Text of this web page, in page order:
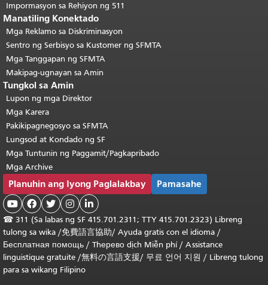
Impormasyon sa Rehiyon ng 511
Manatiling Konektado
Mga Reklamo sa Diskriminasyon
Sentro ng Serbisyo sa Kustomer ng SFMTA
Mga Tanggapan ng SFMTA
Makipag-ugnayan sa Amin
Tungkol sa Amin
Lupon ng mga Direktor
Mga Karera
Pakikipagnegosyo sa SFMTA
Lungsod at Kondado ng SF
Mga Tuntunin ng Paggamit/Pagkapribado
Mga Archive
Planuhin ang Iyong Paglalakbay Pamasahe
    
☎ 311 (Sa labas ng SF 415.701.2311; TTY 415.701.2323) Libreng
tulong sa wika /免費語言協助/ Ayuda gratis con el idioma /
Бесплатная помощь / Thерево dịch Miễn phí/ Assistance
linguistique gratuite /無料の言語支援/ 무료 언어 지원 / Libreng tulong
para sa wikang Filipino